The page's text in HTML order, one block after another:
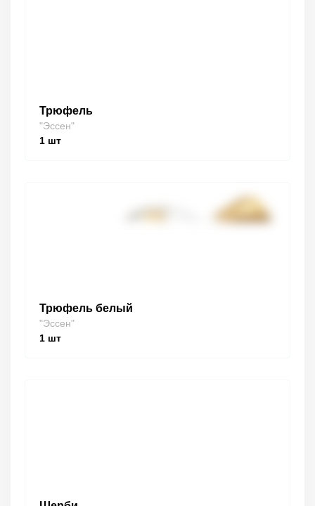
Трюфель
"Эссен"
1 шт
Трюфель белый
"Эссен"
1 шт